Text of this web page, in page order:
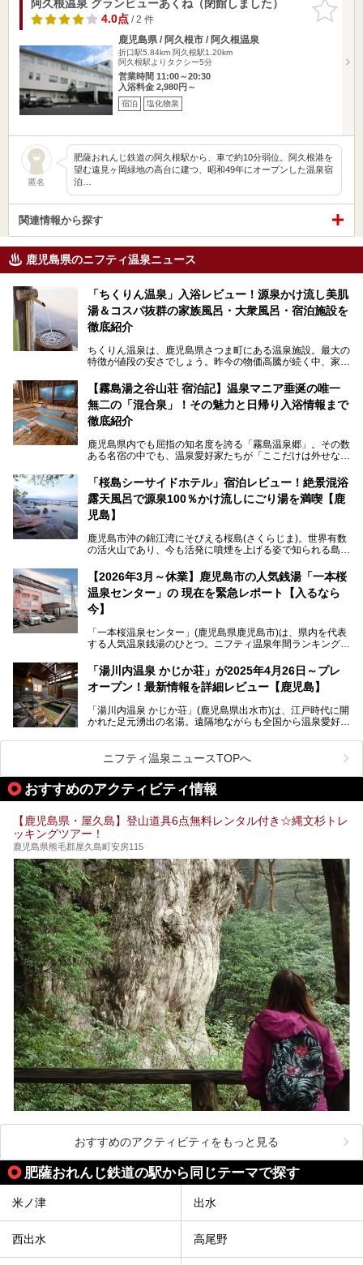
お気に入
りに追加
阿久根温泉 グランビューあくね（閉館しました）
4.0点/ 2 件
鹿児島県 / 阿久根市 / 阿久根温泉
折口駅5.84km 阿久根駅1.20km
阿久根駅よりタクシー5分
営業時間 11:00～20:30
入浴料金 2,980円～
宿泊 塩化物泉
匿名
肥薩おれんじ鉄道の阿久根駅から、車で約10分弱位。阿久根港を
望む遠見ヶ岡緑地の高台に建つ、昭和49年にオープンした温泉宿
泊…
関連情報から探す
鹿児島県のニフティ温泉ニュース
「ちくりん温泉」入浴レビュー！源泉かけ流し美肌
湯＆コスパ抜群の家族風呂・大衆風呂・宿泊施設を
徹底紹介
ちくりん温泉は、鹿児島県さつま町にある温泉施設。最大の
特徴が値段の安さでしょう。昨今の物価高騰が続く中、家族
4,000円～、と驚くべき価格を維持。
さらに、源泉100％かけ流しのツルツル美肌湯を堪能できる
点にも注目すべき。30年以上全国の温泉を巡った筆者の経
験上、穴場中の穴場と言っても決して過言ではありません。
今回は「ちくりん温泉」の家族風呂・大衆風呂・宿泊施設に
ついて、徹底レビューします！
【霧島湯之谷山荘 宿泊記】温泉マニア垂涎の唯一
無二の「混合泉」！その魅力と日帰り入浴情報まで
徹底紹介
鹿児島県内でも屈指の知名度を誇る「霧島温泉郷」。その数
ある名宿の中でも、温泉愛好家たちが「ここだけは外せな
山荘）」です。
最大の魅力は、ここでしか体験できない絶妙なバランスの
「自噴混合泉」。今回は、その極上の湯を心ゆくまで堪能す
べく宿泊し、実際に感じたお湯のちからと宿の魅力を詳しく
レポートします。
また、気軽に立ち寄りたい方のための「日帰り入浴情報」も
併せて解説。温泉マニアをも唸らせる“生きたお湯”の正体に
迫ります。
「桜島シーサイドホテル」宿泊レビュー！絶景混浴
露天風呂で源泉100％かけ流しにごり湯を満喫【鹿
児島】
鹿児島市沖の錦江湾にそびえる桜島(さくらじま)。世界有数
の活火山であり、今も活発に噴煙を上げる姿で知られる島で
ートホテル。最大の魅力が、錦江湾に面した絶景混浴露天風
呂でしょう。源泉100％かけ流しのにごり湯は、多くの温泉
ファンを魅了する存在です。
今回筆者自ら宿泊。桜島シーサイドホテルの“温泉”はじめ、
食事やアクセスなど詳細レビューします。
【2026年3月～休業】鹿児島市の人気銭湯「一本桜
温泉センター」の 現在を緊急レポート【入るなら
今】
「一本桜温泉センター」(鹿児島県鹿児島市)は、県内を代表
する人気温泉銭湯のひとつ。ニフティ温泉年間ランキング2
営業なので、就寝前の入浴や寝起き一番の朝湯など利便性が
抜群！ 多くの常連客やファンでいつも賑わっています。し
かし建物の老朽化に伴い、2026年2月28日24時をもって休
は約2年後を予定しています。
「湯川内温泉 かじか荘」が2025年4月26日～プレ
オープン！最新情報を詳細レビュー【鹿児島】
「湯川内温泉 かじか荘」(鹿児島県出水市)は、江戸時代に開
かれた足元湧出の名湯。遠隔地ながらも全国から温泉愛好家
いえる存在です。2023年にいったん閉館しましたが、その
後経営が変わり、復旧作業を実施。2025年4月26日に日帰
り入浴施設としてプレオープンしました。
乗り込みましたが、今回もオープン前日から初日にかけて現
地訪問。リニューアルした浴室・最新情報を中心に、以前と
の相違点や注意事項などを詳細レビューします。
ニフティ温泉ニュースTOPへ
おすすめのアクティビティ情報
【鹿児島県・屋久島】登山道具6点無料レンタル付き☆縄文杉トレ
ッキングツアー！
鹿児島県熊毛郡屋久島町安房115
おすすめのアクティビティをもっと見る
肥薩おれんじ鉄道の駅から同じテーマで探す
米ノ津 出水
西出水 高尾野